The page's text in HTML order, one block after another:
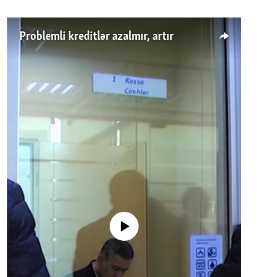
Problemli kreditlər azalmır, artır
No media source currently available